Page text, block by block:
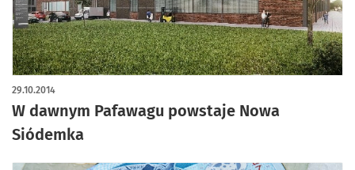
W dawnym Pafawagu powstaje Nowa
Siódemka
29.10.2014